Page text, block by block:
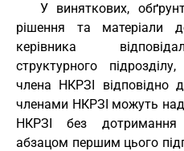
У виняткових,
рішення та матеріали
керівника
структурного
члена НКРЗІ відповідно
членами НКРЗІ можуть
НКРЗІ без дотримання
абзацом першим цього